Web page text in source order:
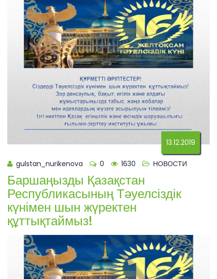
13.12.2019
gulstan_nurikenova 0 1630 НОВОСТИ
Баршаңызды Қазақстан
Республикасының Тәуелсіздік
күнімен шын жүректен
құттықтаймыз!